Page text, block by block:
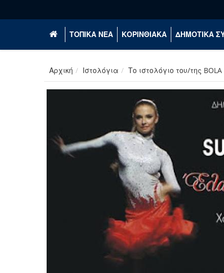
ΤΟΠΙΚΑ ΝΕΑ ΚΟΡΙΝΘΙΑΚΑ ΔΗΜΟΤΙΚΑ
Αρχική Ιστολόγια Το ιστολόγιο του/της BOLA